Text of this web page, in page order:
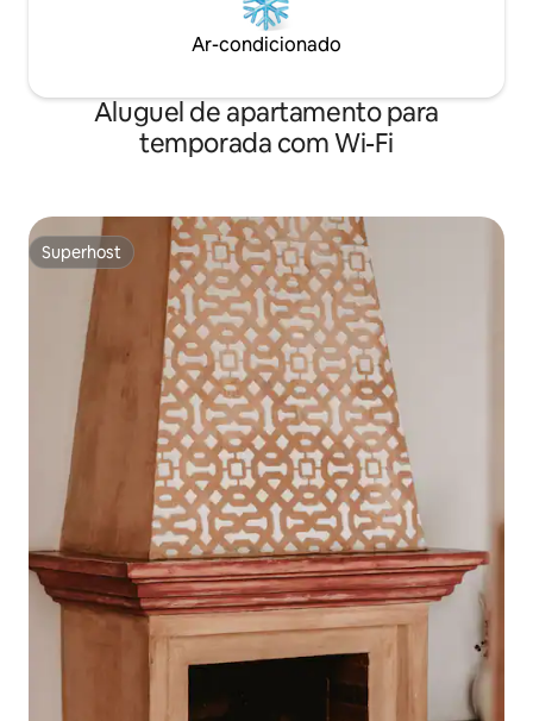
Ar-condicionado
Aluguel de apartamento para
temporada com Wi-Fi
Superhost
Superhost